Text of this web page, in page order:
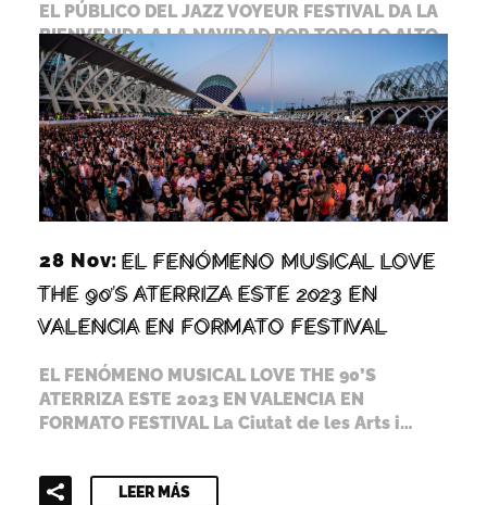
EL PÚBLICO DEL JAZZ VOYEUR FESTIVAL DA LA
BIENVENIDA A LA NAVIDAD POR TODO LO ALTO
CON EL MEJOR GÓSPEL…
LEER MÁS
28 Nov:EL FENÓMENO MUSICAL LOVE
THE 90’S ATERRIZA ESTE 2023 EN
VALENCIA EN FORMATO FESTIVAL
EL FENÓMENO MUSICAL LOVE THE 90’S
ATERRIZA ESTE 2023 EN VALENCIA EN
FORMATO FESTIVAL La Ciutat de les Arts i…
LEER MÁS